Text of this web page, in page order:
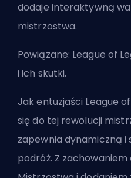
dodaje interaktywną
mistrzostwa.
Powiązane: League of
i ich skutki.
Jak entuzjaści League
się do tej rewolucji
zapewnia dynamiczną
podróż. Z